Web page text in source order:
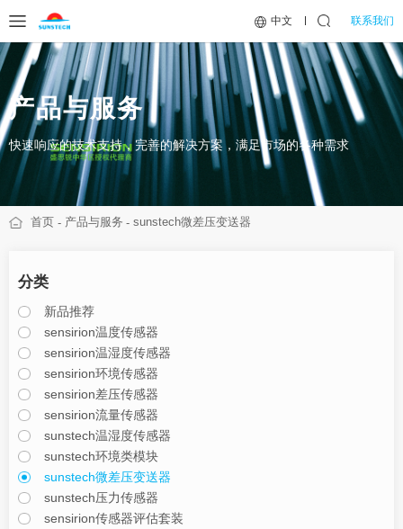
中文 联系我们
产品与服务
快速响应的技术支持，完善的解决方案，满足市场的各种需求
首页 产品与服务 sunstech微差压变送器
分类
新品推荐
sensirion温度传感器
sensirion温湿度传感器
sensirion环境传感器
sensirion差压传感器
sensirion流量传感器
sunstech温湿度传感器
sunstech环境类模块
sunstech微差压变送器
sunstech压力传感器
sensirion传感器评估套装